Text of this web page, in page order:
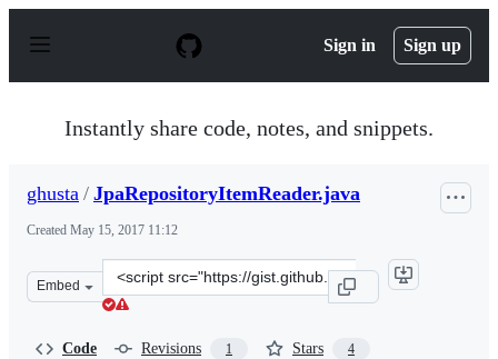
p
Sign in Sign up
Instantly share code, notes, and snippets.
ghusta / JpaRepositoryItemReader.java
Created May 15, 2017 11:12
Embed
Clone
this
Code Revisions 1 Stars 4